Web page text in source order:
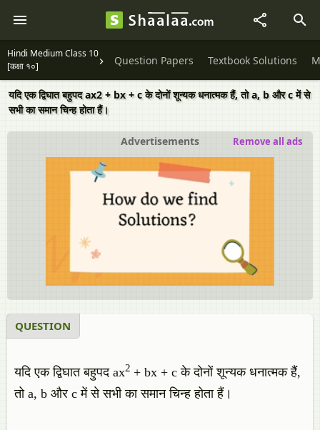
Hindi Medium Class 10
[कक्षा १०]
Question Papers Textbook Solutions
यदि एक द्विघात बहुपद ax2 + bx + c के दोनों शून्यक धनात्मक हैं, तो a, b और c में से
सभी का समान चिन्ह होता हैं।
Advertisements Remove all ads
QUESTION
यदि एक द्विघात बहुपद ax2 + bx + c के दोनों शून्यक धनात्मक हैं,
तो a, b और c में से सभी का समान चिन्ह होता हैं।